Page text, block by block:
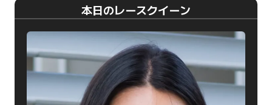
ジ
送
り
本日のレースクイーン